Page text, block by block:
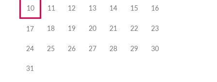
10 11 12 13 14 15 16
17 18 19 20 21 22 23
24 25 26 27 28 29 30
31